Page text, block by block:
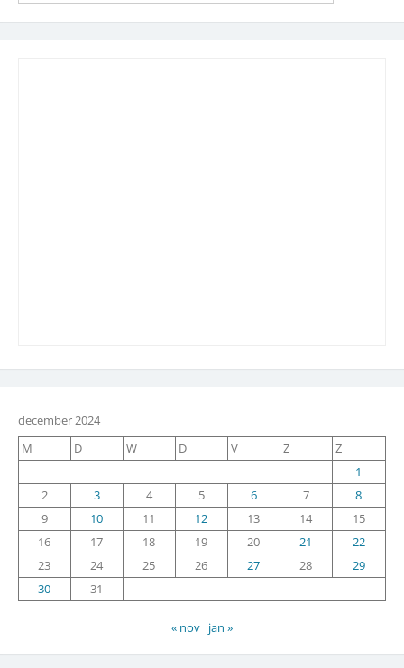
december 2024
M
D W D V Z
Z
1
2
3 4 5 6 7
8
9
10 11 12 13 14
15
16
17 18 19 20 21
22
23
24 25 26 27 28
29
30
31
« nov jan »